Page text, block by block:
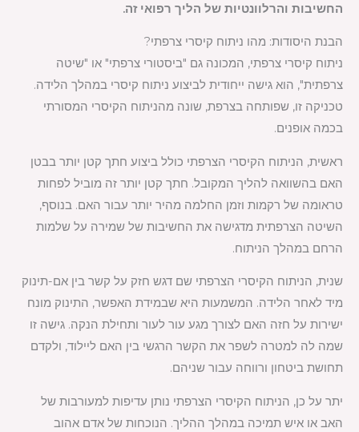
החשיבות והרלוונטיות של הליך רפואי זה.
הבנת היסודות: מהו ניתוח קיסרי צרפתי?
ניתוח קיסרי צרפתי, המכונה גם "ביסטורי צרפתי" או "שיטה
צרפתית", הוא גישה ייחודית לביצוע ניתוח קיסרי במהלך הלידה.
טכניקה זו, שפותחה בצרפת, שונה מהניתוח הקיסרי המסורתי
בכמה אופנים.
ראשית, הניתוח הקיסרי הצרפתי כולל ביצוע חתך קטן יותר בבטן
האם בהשוואה להליך המקובל. חתך קטן יותר זה מוביל לפחות
טראומה של רקמות וזמן החלמה מהיר יותר עבור האם. בנוסף,
השיטה הצרפתית מדגישה את החשיבות של שמירה על שלמות
הרחם במהלך הניתוח.
שנית, הניתוח הקיסרי הצרפתי שם דגש חזק על קשר בין אם-תינוק
מיד לאחר הלידה. המשמעות היא שבמידת האפשר, התינוק מונח
ישירות על חזה האם לצורך מגע עור לעור ותחילת הנקה. גישה זו
שמה לה למטרה לשפר את הקשר הרגשי בין האם ליילוד, ולקדם
תחושת ביטחון ורווחה עבור שניהם.
יתר על כן, הניתוח הקיסרי הצרפתי נותן עדיפות למעורבות של
האב או איש תמיכה במהלך ההליך. הנוכחות של אדם אהוב